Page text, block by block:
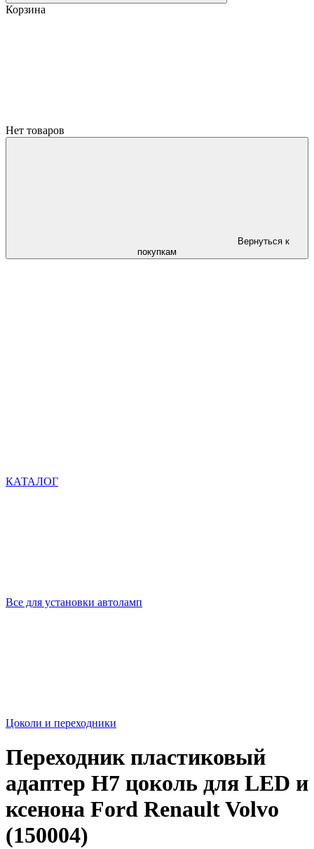
Корзина
Нет товаров
Вернуться к
покупкам
КАТАЛОГ
Все для установки автоламп
Цоколи и переходники
Переходник пластиковый
адаптер H7 цоколь для LED и
ксенона Ford Renault Volvo
(150004)